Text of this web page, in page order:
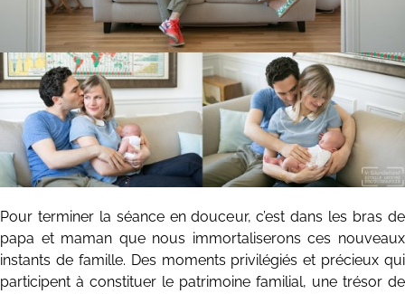
Pour terminer la séance en douceur, c’est dans les bras de
papa et maman que nous immortaliserons ces nouveaux
instants de famille. Des moments privilégiés et précieux qui
participent à constituer le patrimoine familial, une trésor de